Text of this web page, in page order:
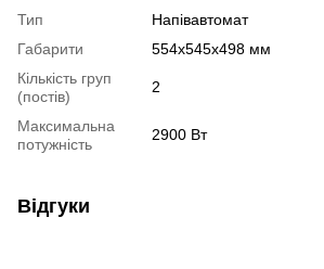
Тип
Напівавтомат
Габарити
554х545х498 мм
Кількість груп
(постів)
2
Максимальна
потужність
2900 Вт
Відгуки